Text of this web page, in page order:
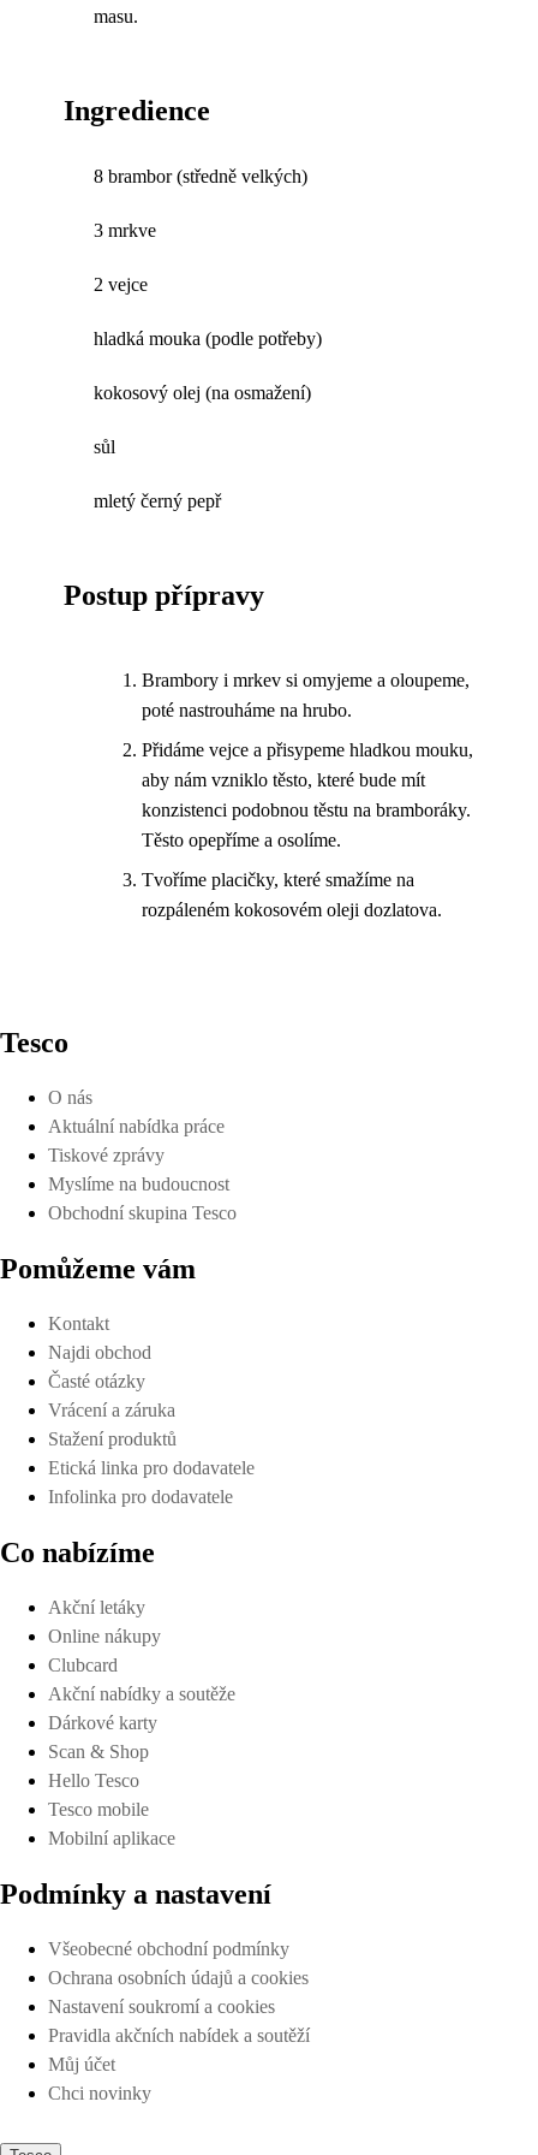
masu.
Ingredience
8 brambor (středně velkých)
3 mrkve
2 vejce
hladká mouka (podle potřeby)
kokosový olej (na osmažení)
sůl
mletý černý pepř
Postup přípravy
Brambory i mrkev si omyjeme a oloupeme,
poté nastrouháme na hrubo.
Přidáme vejce a přisypeme hladkou mouku,
aby nám vzniklo těsto, které bude mít
konzistenci podobnou těstu na bramboráky.
Těsto opepříme a osolíme.
Tvoříme placičky, které smažíme na
rozpáleném kokosovém oleji dozlatova.
Tesco
O nás
Aktuální nabídka práce
Tiskové zprávy
Myslíme na budoucnost
Obchodní skupina Tesco
Pomůžeme vám
Kontakt
Najdi obchod
Časté otázky
Vrácení a záruka
Stažení produktů
Etická linka pro dodavatele
Infolinka pro dodavatele
Co nabízíme
Akční letáky
Online nákupy
Clubcard
Akční nabídky a soutěže
Dárkové karty
Scan & Shop
Hello Tesco
Tesco mobile
Mobilní aplikace
Podmínky a nastavení
Všeobecné obchodní podmínky
Ochrana osobních údajů a cookies
Nastavení soukromí a cookies
Pravidla akčních nabídek a soutěží
Můj účet
Chci novinky